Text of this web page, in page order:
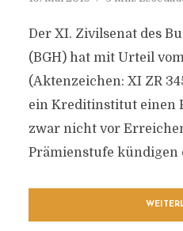
Der XI. Zivilsenat des
(BGH) hat mit Urteil
(Aktenzeichen: XI ZR
ein Kreditinstitut einen
zwar nicht vor
Prämienstufe kündigen